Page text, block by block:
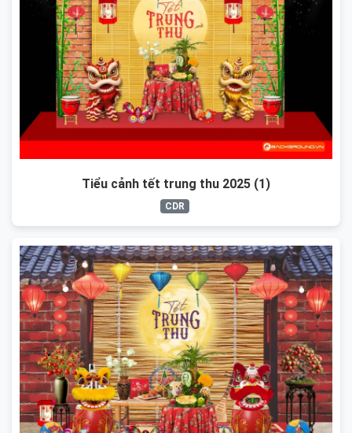
Tiểu cảnh tết trung thu 2025 (1)
CDR